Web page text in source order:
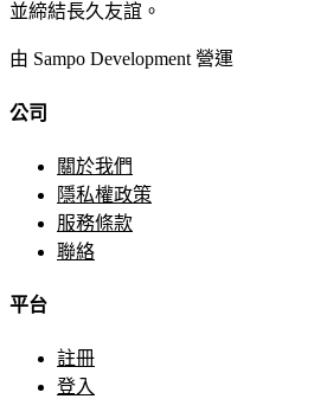
並締結長久友誼。
由 Sampo Development 營運
公司
關於我們
隱私權政策
服務條款
聯絡
平台
註冊
登入